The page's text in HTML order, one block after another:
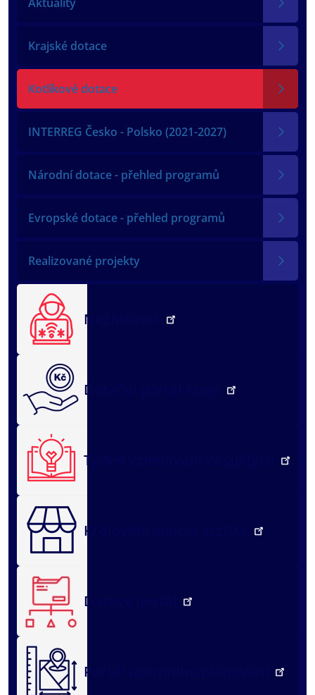
Krajské dotace
Kotlíkové dotace
INTERREG Česko - Polsko (2021-2027)
Národní dotace - přehled programů
Evropské dotace - přehled programů
Realizované projekty
NežKlikneš
Dotační portál kraje
Týden vzdělávání dospělých
Královéhradecké tržiště
Datový portál
Portál územního plánování